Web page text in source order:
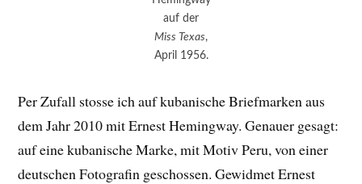
auf der
Miss Texas,
April 1956.
Per Zufall stosse ich auf kubanische Briefmarken aus
dem Jahr 2010 mit Ernest Hemingway. Genauer gesagt:
auf eine kubanische Marke, mit Motiv Peru, von einer
deutschen Fotografin geschossen. Gewidmet Ernest